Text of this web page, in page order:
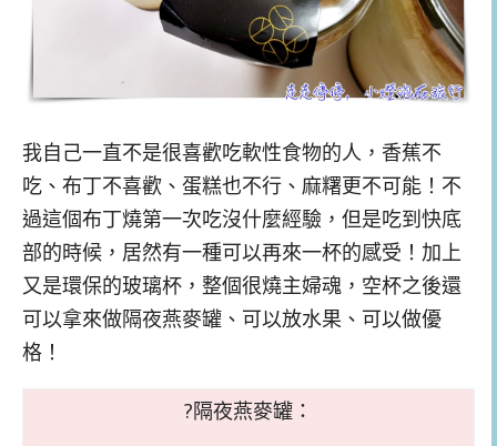
我自己一直不是很喜歡吃軟性食物的人，香蕉不
吃、布丁不喜歡、蛋糕也不行、麻糬更不可能！不
過這個布丁燒第一次吃沒什麼經驗，但是吃到快底
部的時候，居然有一種可以再來一杯的感受！加上
又是環保的玻璃杯，整個很燒主婦魂，空杯之後還
可以拿來做隔夜燕麥罐、可以放水果、可以做優
格！
?隔夜燕麥罐：